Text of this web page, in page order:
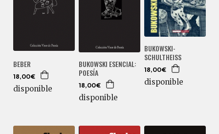
BEBER
18,00€
disponible
BUKOWSKI ESENCIAL:
POESÍA
18,00€
disponible
BUKOWSKI-
SCHULTHEISS
18,00€
disponible